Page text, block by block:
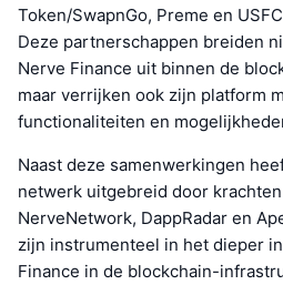
Token/SwapnGo, Preme en
Deze partnerschappen breiden
Nerve Finance uit binnen de
maar verrijken ook zijn platform
functionaliteiten en
Naast deze samenwerkingen
netwerk uitgebreid door
NerveNetwork, DappRadar en
zijn instrumenteel in het dieper
Finance in de blockchain-